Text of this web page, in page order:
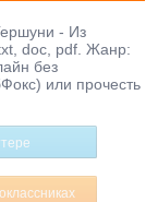
- Из
doc, pdf. Жанр:
без
или прочесть